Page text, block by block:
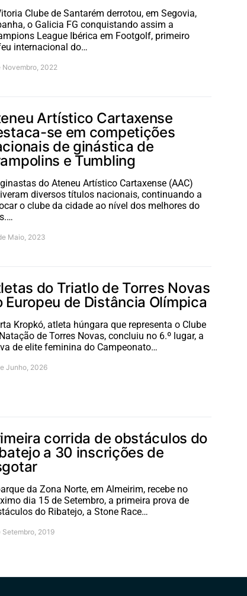
Clube de Santarém derrotou, em Segovia,
o Galicia FG conquistando assim a
League Ibérica em Footgolf, primeiro
internacional do…
Novembro, 2022
Artístico Cartaxense
se em competições
de ginástica de
e Tumbling
do Ateneu Artístico Cartaxense (AAC)
diversos títulos nacionais, continuando a
o clube da cidade ao nível dos melhores do
Maio, 2023
do Triatlo de Torres Novas
Europeu de Distância Olímpica
Kropkó, atleta húngara que representa o Clube
de Torres Novas, concluiu no 6.º lugar, a
de elite feminina do Campeonato…
Junho, 2026
corrida de obstáculos do
a 30 inscrições de
da Zona Norte, em Almeirim, recebe no
dia 15 de Setembro, a primeira prova de
do Ribatejo, a Stone Race…
Setembro, 2019